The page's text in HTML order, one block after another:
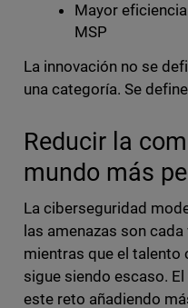
Mayor
MSP
La innovación no se
una categoría. Se
Reducir la
mundo más
La ciberseguridad
las amenazas son
mientras que el talento
sigue siendo escaso.
este reto añadiendo